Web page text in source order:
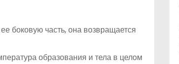
боковую часть, она возвращается
образования и тела в целом